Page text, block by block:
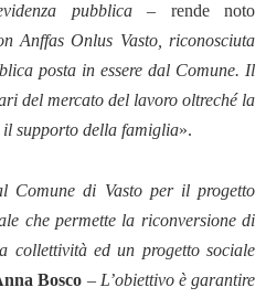
pubblica– rende noto
Anffas Onlus Vasto, riconosciuta
posta in essere dal Comune. Il
del mercato del lavoro oltreché la
il supporto della famiglia».
Comune di Vasto per il progetto
che permette la riconversione di
collettività ed un progetto sociale
Bosco –L’obiettivo è garantire